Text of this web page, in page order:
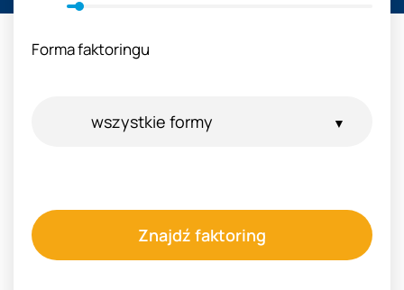
Forma faktoringu
Znajdź faktoring